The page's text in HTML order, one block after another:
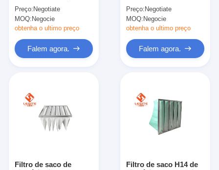
Produtos
Vídeos
uso do hospital para a
C.A.
Preço: Negotiate
MOQ:Negocie
obtenha o ultimo preço
Falem agora.
ar para não a sala da
poeira
Preço: Negotiate
MOQ:Negocie
obtenha o ultimo preço
Falem agora.
Filtro de saco de
Filtro de saco H14 de